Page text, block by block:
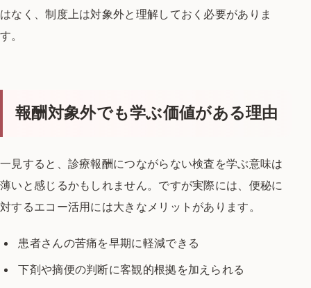
はなく、制度上は対象外と理解しておく必要がありま
す。
報酬対象外でも学ぶ価値がある理由
一見すると、診療報酬につながらない検査を学ぶ意味は
薄いと感じるかもしれません。 ですが実際には、便秘に
対するエコー活用には大きなメリットがあります。
患者さんの苦痛を早期に軽減できる
下剤や摘便の判断に客観的根拠を加えられる